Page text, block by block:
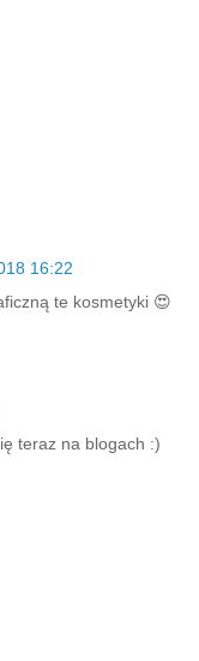
16:22
te kosmetyki 😍
teraz na blogach :)